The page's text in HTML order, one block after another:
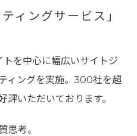
ィングサービス」
を中心に幅広いサイトジ
ィングを実施。300社を超
評いただいております。
思考。